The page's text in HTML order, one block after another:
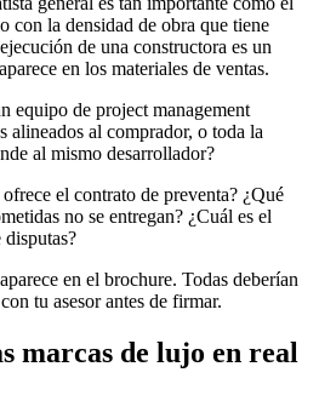
con la densidad de obra que tiene
de una constructora es un
en los materiales de ventas.
equipo de project management
alineados al comprador, o toda la
al mismo desarrollador?
el contrato de preventa? ¿Qué
no se entregan? ¿Cuál es el
en el brochure. Todas deberían
tu asesor antes de firmar.
marcas de lujo en real